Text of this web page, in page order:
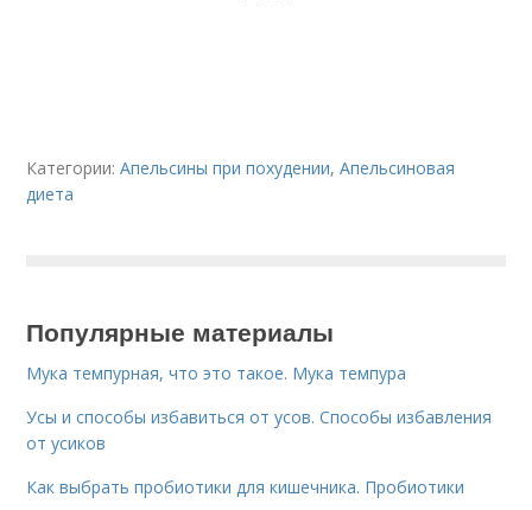
Категории:Апельсины при похудении,Апельсиновая
диета
Популярные материалы
Мука темпурная, что это такое. Мука темпура
Усы и способы избавиться от усов. Способы избавления
от усиков
Как выбрать пробиотики для кишечника. Пробиотики